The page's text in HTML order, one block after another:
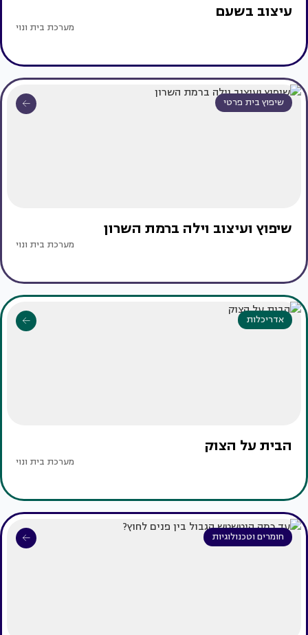
עיצוב בשעם
מערכת בית ונוי
שיפוץ בית פרטי
שיפוץ ועיצוב וילה ברמת השרון
מערכת בית ונוי
אדריכלות
הבית על הצוק
מערכת בית ונוי
חומרים וטכנולוגיות